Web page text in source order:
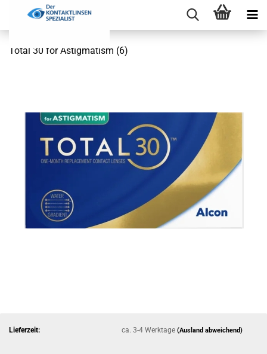
Total 30 for Astigmatism (6)
Lieferzeit: ca. 3-4 Werktage(Ausland abweichend)